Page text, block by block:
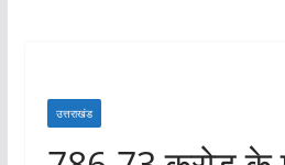
उत्तराखंड